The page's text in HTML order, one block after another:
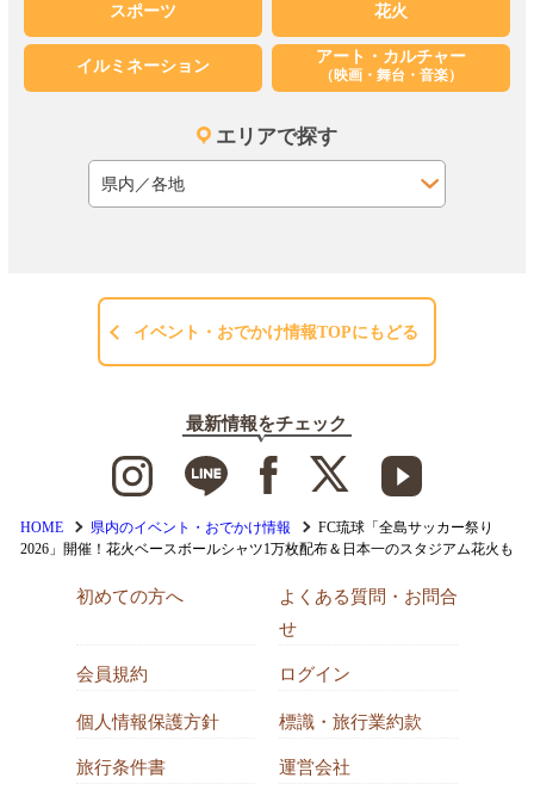
スポーツ 花火
イルミネーション アート・カルチャー
（映画・舞台・音楽）
エリアで探す
イベント・おでかけ情報TOPにもどる
最新情報をチェック
HOME 県内のイベント・おでかけ情報
FC琉球「全島サッカー祭り
2026」開催！花火ベースボールシャツ1万枚配布＆日本一のスタジアム花火も
初めての方へ
よくある質問・お問合
せ
会員規約 ログイン
個人情報保護方針 標識・旅行業約款
旅行条件書 運営会社